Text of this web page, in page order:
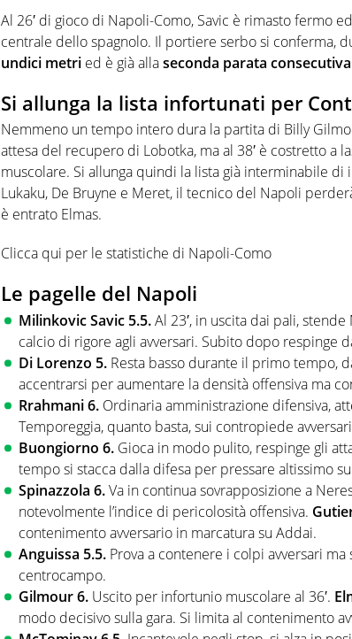
Al 26′ di gioco di Napoli-Como, Savic è rimasto fermo
centrale dello spagnolo. Il portiere serbo si conferma,
undici metri ed è già allaseconda parata
Si allunga la lista infortunati per
Nemmeno un tempo intero dura la partita di Billy
attesa del recupero di Lobotka, ma al 38′ è costretto a
muscolare. Si allunga quindi la lista già interminabile
Lukaku, De Bruyne e Meret, il tecnico del Napoli
è entrato Elmas.
Clicca qui per le statistiche di Napoli-Como
Le pagelle del Napoli
Milinkovic Savic 5.5.Al 23′, in uscita dai pali,
calcio di rigore agli avversari. Subito dopo respinge
Di Lorenzo 5. Resta basso durante il primo tempo,
accentrarsi per aumentare la densità offensiva ma
Rrahmani 6. Ordinaria amministrazione difensiva,
Temporeggia, quanto basta, sui contropiede
Buongiorno 6. Gioca in modo pulito, respinge gli
tempo si stacca dalla difesa per pressare altissimo
Spinazzola 6.Va in continua sovrapposizione a
notevolmente l’indice di pericolosità offensiva.
contenimento avversario in marcatura su Addai.
Anguissa 5.5. Prova a contenere i colpi avversari
centrocampo.
Gilmour 6. Uscito per infortunio muscolare al 36′.
modo decisivo sulla gara. Si limita al contenimento